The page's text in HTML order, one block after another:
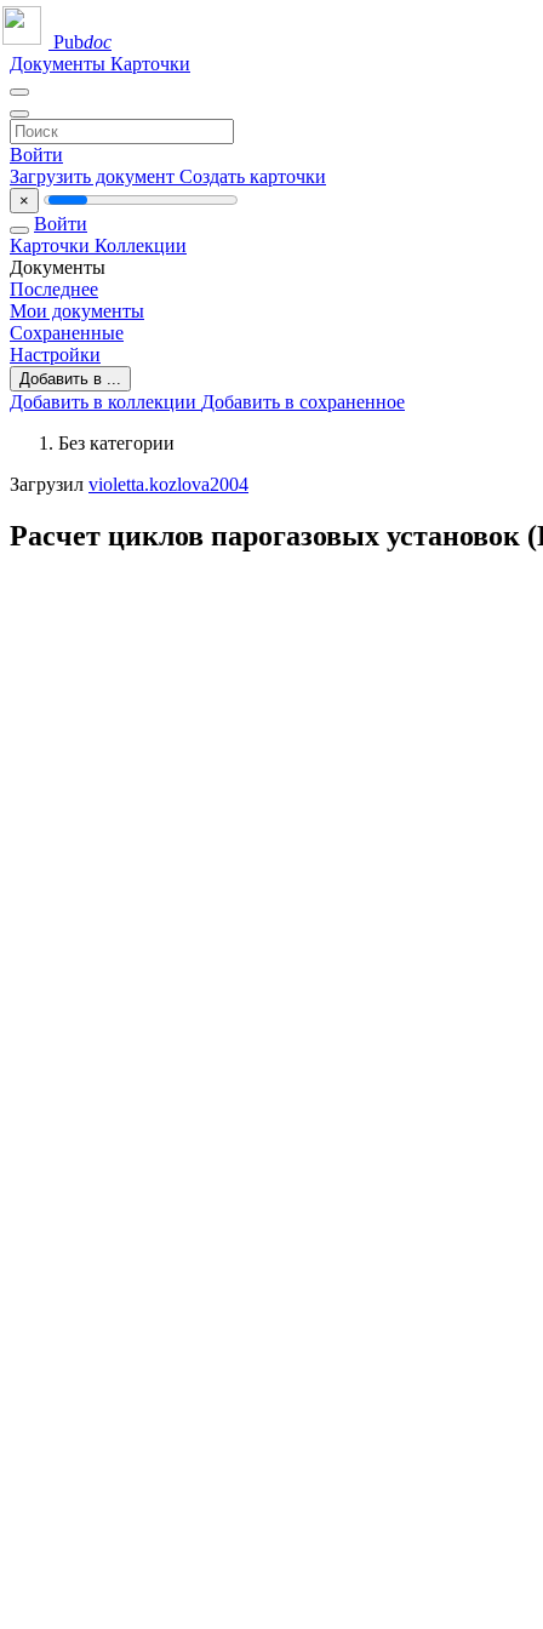
Pubdoc
Документы Карточки
Войти
Загрузить документ Создать карточки
×
Войти
Карточки Коллекции
Документы
Последнее
Мои документы
Сохраненные
Настройки
Добавить в ...
Добавить в коллекции Добавить в сохраненное
Без категории
Загрузил violetta.kozlova2004
Расчет циклов парогазовых установок